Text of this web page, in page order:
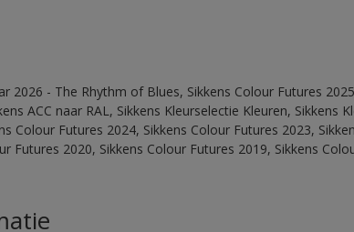
2026 - The Rhythm of Blues, Sikkens Colour Futures
ACC naar RAL, Sikkens Kleurselectie Kleuren, Sikkens
Colour Futures 2024, Sikkens Colour Futures 2023,
Futures 2020, Sikkens Colour Futures 2019, Sikkens